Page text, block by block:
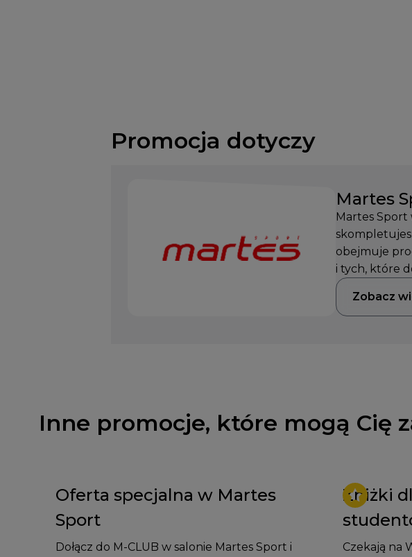
Promocja dotyczy
Martes
Martes
obejmuje
i tych, które
Zobacz
Inne promocje, które mogą Cię
Oferta specjalna w Martes
Sport
Dołącz do M-CLUB w salonie Martes Sport i
Zniżki
Czekają na